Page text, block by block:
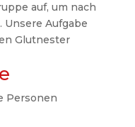
auf, um nach
Unsere Aufgabe
Glutnester
Personen